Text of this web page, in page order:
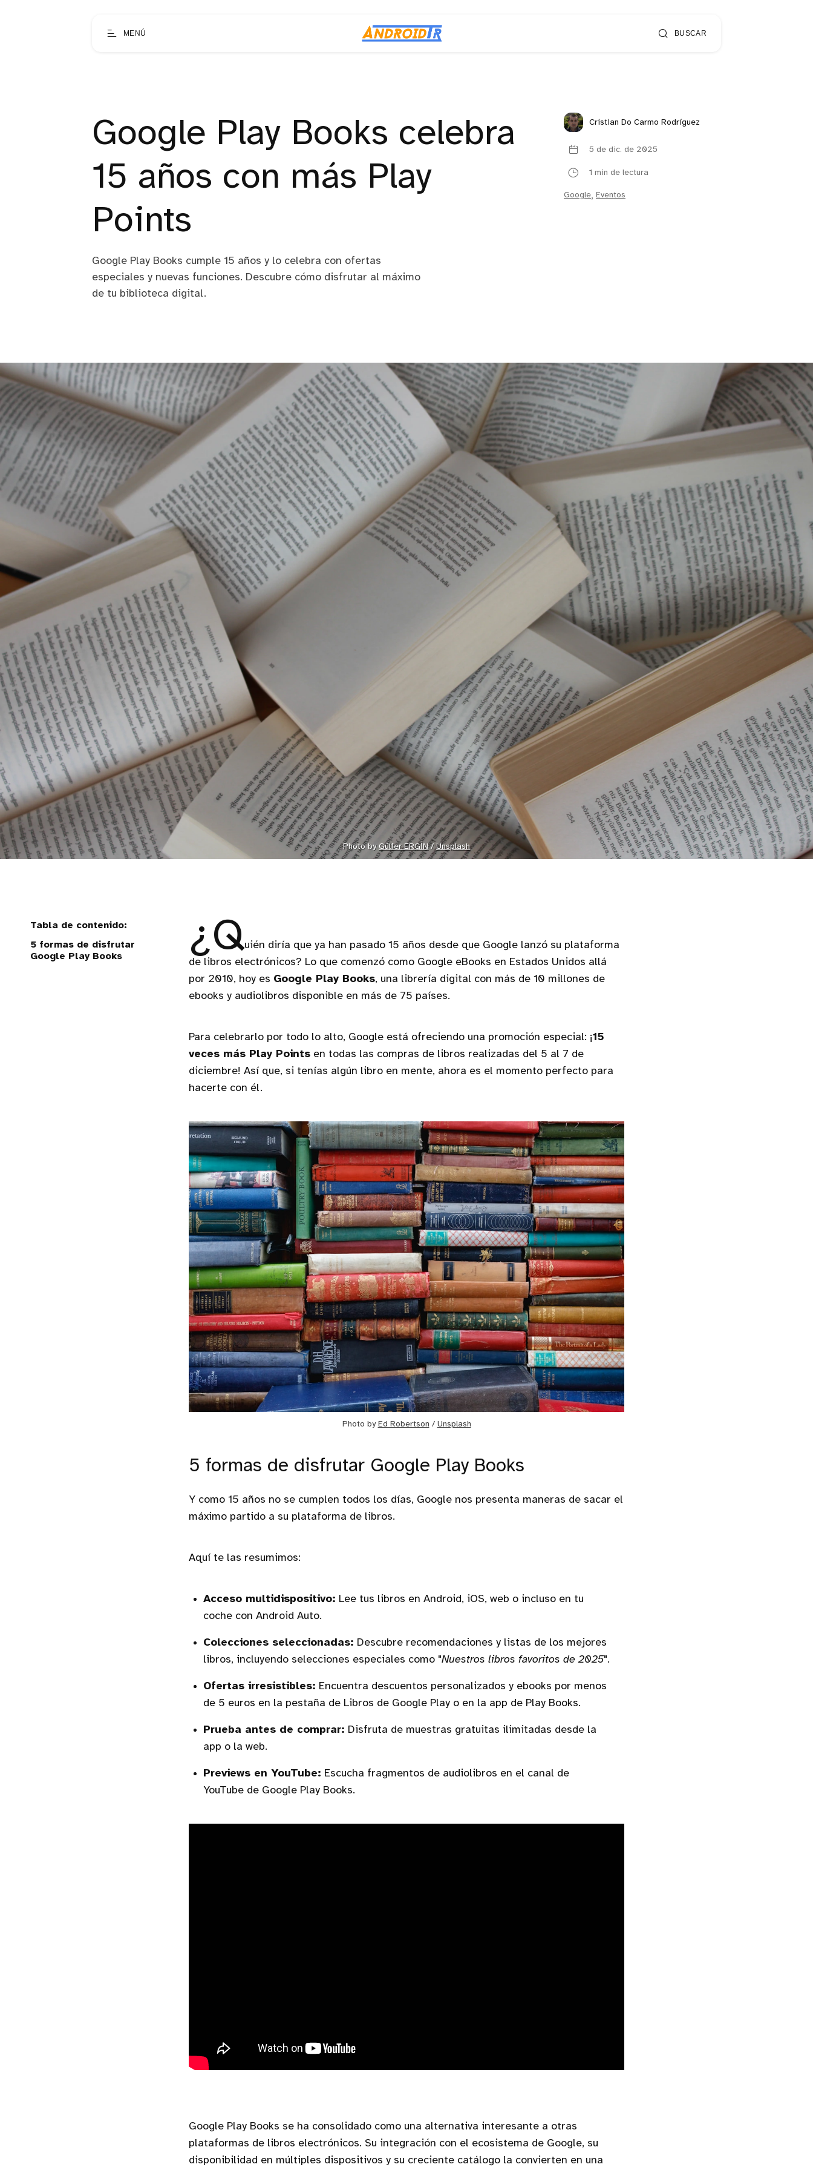
MENÚ BUSCAR
Google Play Books celebra
15 años con más Play
Points
Google Play Books cumple 15 años y lo celebra con ofertas
especiales y nuevas funciones. Descubre cómo disfrutar al máximo
de tu biblioteca digital.
Cristian Do Carmo Rodríguez
5 de dic. de 2025
1 min de lectura
Google, Eventos
Photo by Gülfer ERGİN / Unsplash
5 formas de disfrutar
Google Play Books
¿Quién diría que ya han pasado 15 años desde que Google lanzó su plataforma
de libros electrónicos? Lo que comenzó como Google eBooks en Estados Unidos allá
por 2010, hoy es Google Play Books, una librería digital con más de 10 millones de
ebooks y audiolibros disponible en más de 75 países.
Para celebrarlo por todo lo alto, Google está ofreciendo una promoción especial: ¡15
veces más Play Points en todas las compras de libros realizadas del 5 al 7 de
diciembre! Así que, si tenías algún libro en mente, ahora es el momento perfecto para
hacerte con él.
Photo by Ed Robertson / Unsplash
5 formas de disfrutar Google Play Books
Y como 15 años no se cumplen todos los días, Google nos presenta maneras de sacar el
máximo partido a su plataforma de libros.
Aquí te las resumimos:
Acceso multidispositivo: Lee tus libros en Android, iOS, web o incluso en tu
coche con Android Auto.
Colecciones seleccionadas: Descubre recomendaciones y listas de los mejores
libros, incluyendo selecciones especiales como "Nuestros libros favoritos de 2025".
Ofertas irresistibles: Encuentra descuentos personalizados y ebooks por menos
de 5 euros en la pestaña de Libros de Google Play o en la app de Play Books.
Prueba antes de comprar: Disfruta de muestras gratuitas ilimitadas desde la
app o la web.
Previews en YouTube: Escucha fragmentos de audiolibros en el canal de
YouTube de Google Play Books.
Google Play Books se ha consolidado como una alternativa interesante a otras
plataformas de libros electrónicos. Su integración con el ecosistema de Google, su
disponibilidad en múltiples dispositivos y su creciente catálogo la convierten en una